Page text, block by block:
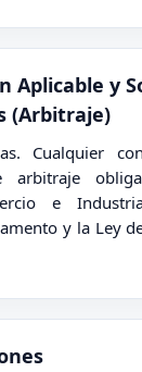
Aplicable y
(Arbitraje)
Cualquier
arbitraje
e
y la Ley